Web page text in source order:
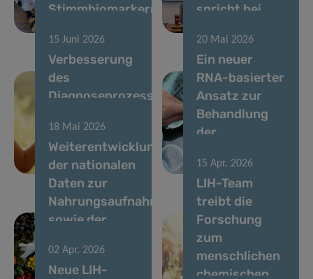
Stimmbiomarkern
spricht bei
15 Juni 2026
Verbesserung
des
Diagnoseprozesses
seltenen
Krankheiten in
Luxemburg
20 Mai 2026
Ein neuer
RNA-basierter
Ansatz zur
Behandlung
der
Krankheit
18 Mai 2026
Weiterentwicklung
der nationalen
Daten zur
Nahrungsaufnahme
sowie der
und
ernährungsbezogenen
15 Apr. 2026
LIH-Team
treibt die
Forschung
zum
menschlichen
chemischen
02 Apr. 2026
Neue LIH-